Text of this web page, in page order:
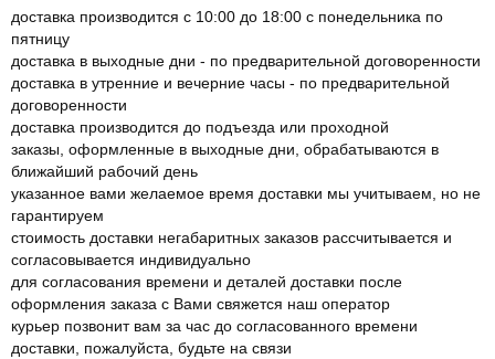
доставка производится с 10:00 до 18:00 с понедельника по
пятницу
доставка в выходные дни - по предварительной договоренности
доставка в утренние и вечерние часы - по предварительной
договоренности
доставка производится до подъезда или проходной
заказы, оформленные в выходные дни, обрабатываются в
ближайший рабочий день
указанное вами желаемое время доставки мы учитываем, но не
гарантируем
стоимость доставки негабаритных заказов рассчитывается и
согласовывается индивидуально
для согласования времени и деталей доставки после
оформления заказа с Вами свяжется наш оператор
курьер позвонит вам за час до согласованного времени
доставки, пожалуйста, будьте на связи